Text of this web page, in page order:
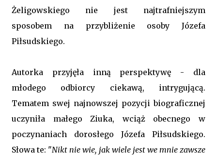
Żeligowskiego nie jest najtrafniejszym
sposobem na przybliżenie osoby Józefa
Piłsudskiego.
Autorka przyjęła inną perspektywę - dla
młodego odbiorcy ciekawą, intrygującą.
Tematem swej najnowszej pozycji biograficznej
uczyniła małego Ziuka, wciąż obecnego w
poczynaniach dorosłego Józefa Piłsudskiego.
Słowa te: "Nikt nie wie, jak wiele jest we mnie zawsze